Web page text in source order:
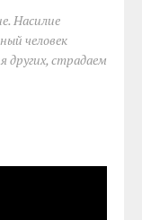
Насилие
человек
других, страдаем